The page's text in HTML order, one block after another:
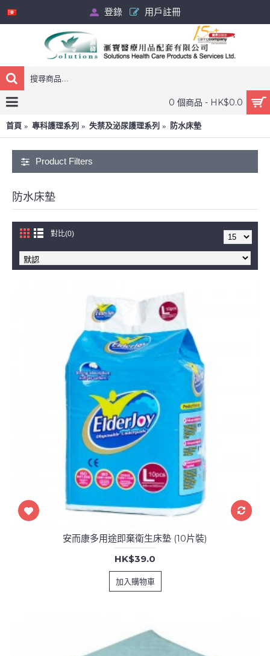
登錄 用戶註冊
0 個商品 - HK$0.0
首頁 專科護理系列 失禁及泌尿護理系列 防水床墊
Product Filters
防水床墊
對比(0)
安而康多用途即棄衛生床墊 (10片裝)
HK$39.0
加入購物車